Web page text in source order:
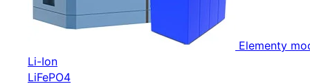
Elementy
Li-Ion
LiFePO4